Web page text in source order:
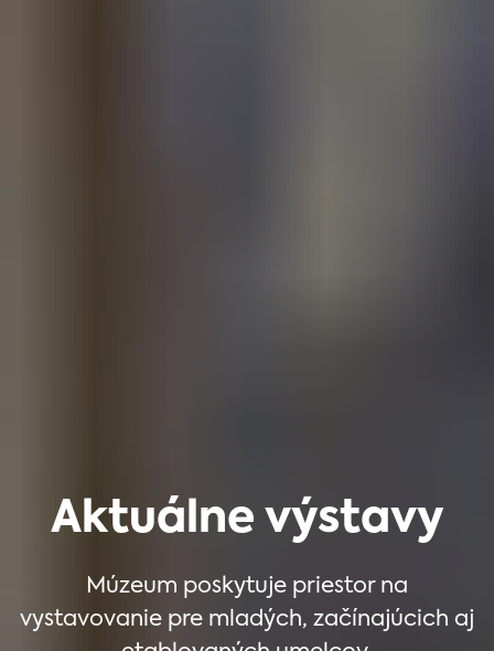
Aktuálne výstavy
Múzeum poskytuje priestor na
vystavovanie pre mladých, začínajúcich aj